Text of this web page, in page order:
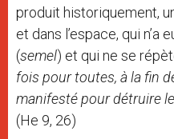
produit historiquement,
et dans l’espace, qui n’a
(semel) et qui ne se
fois pour toutes, à la fin
manifesté pour détruire
(He 9, 26)